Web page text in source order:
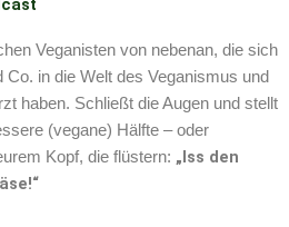
Veganisten von nebenan, die sich
in die Welt des Veganismus und
haben. Schließt die Augen und stellt
(vegane) Hälfte – oder
Kopf, die flüstern: „Iss den